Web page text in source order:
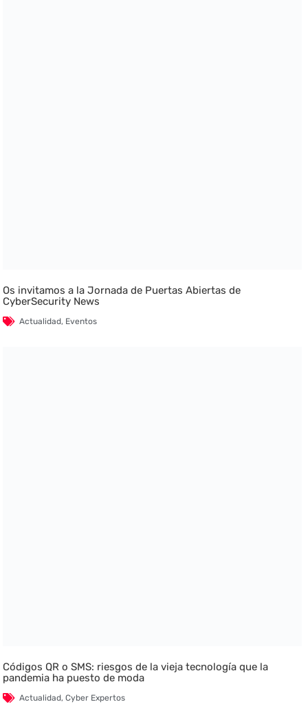
Os invitamos a la Jornada de Puertas Abiertas de
CyberSecurity News
Actualidad, Eventos
Códigos QR o SMS: riesgos de la vieja tecnología que la
pandemia ha puesto de moda
Actualidad,Cyber Expertos